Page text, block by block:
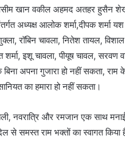
वसीम खान वकील अहमद अतहर हुसैन
अध्यक्ष आलोक शर्मा,दीपक शर्मा
रॉबिन चावला, नितेश तायल,
शर्मा, इशू चावला, पीयूष चावल,
अपना गुजारा हो नहीं सकता, राम
का हमारा हो नहीं सकता।
और रमजान एक साथ मनाई
समस्त राम भक्तों का स्वागत किया